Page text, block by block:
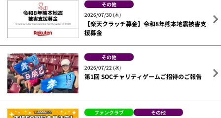
その他
2026/07/30 (木)
【楽天クラッチ募金】令和8年熊本地震被害支
援募金
その他
2026/07/22 (水)
第1回 SOCチャリティゲームご招待のご報告
ファンクラブ
その他